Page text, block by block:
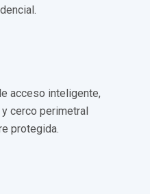
acceso inteligente,
cerco perimetral
protegida.